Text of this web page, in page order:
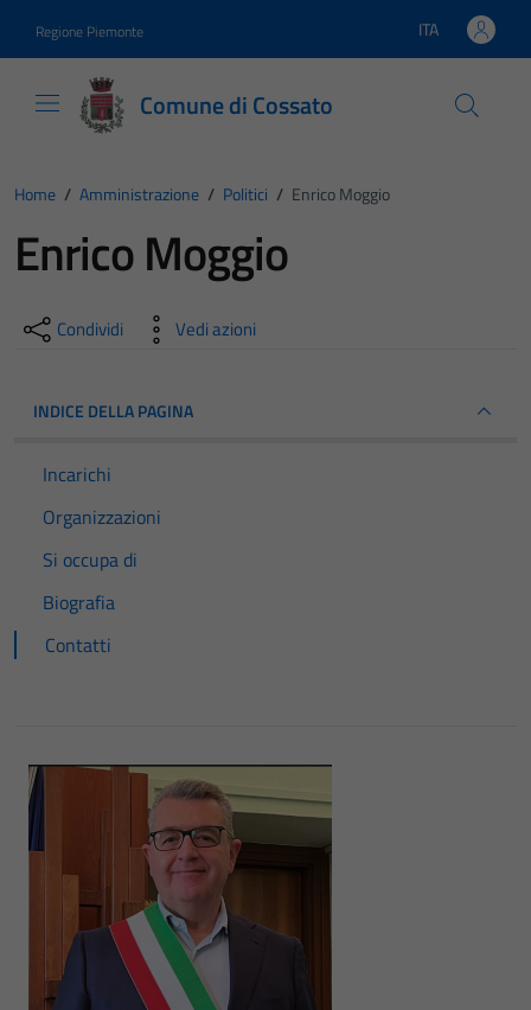
Regione Piemonte Lingua attiva:
ITA
Comune di Cossato
Home / Amministrazione / Politici / Enrico Moggio
Enrico Moggio
Condividi Vedi azioni
INDICE DELLA PAGINA
Incarichi
Organizzazioni
Si occupa di
Biografia
Contatti